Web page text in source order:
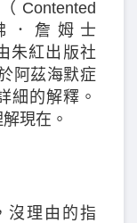
．詹姆士
朱紅出版社
阿茲海默症
細的解釋。
現在。
沒理由的指